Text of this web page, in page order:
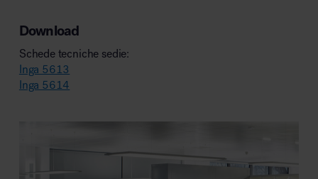
Download
Schede tecniche sedie:
Inga 5613
Inga 5614